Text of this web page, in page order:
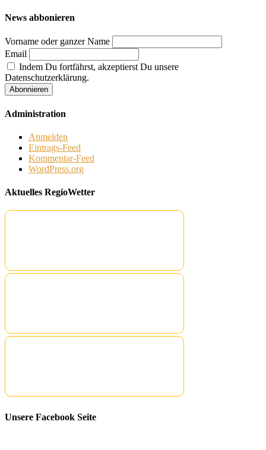
News abbonieren
Vorname oder ganzer Name
Email
Indem Du fortfährst, akzeptierst Du unsere
Datenschutzerklärung.
Administration
Anmelden
Eintrags-Feed
Kommentar-Feed
WordPress.org
Aktuelles RegioWetter
Unsere Facebook Seite